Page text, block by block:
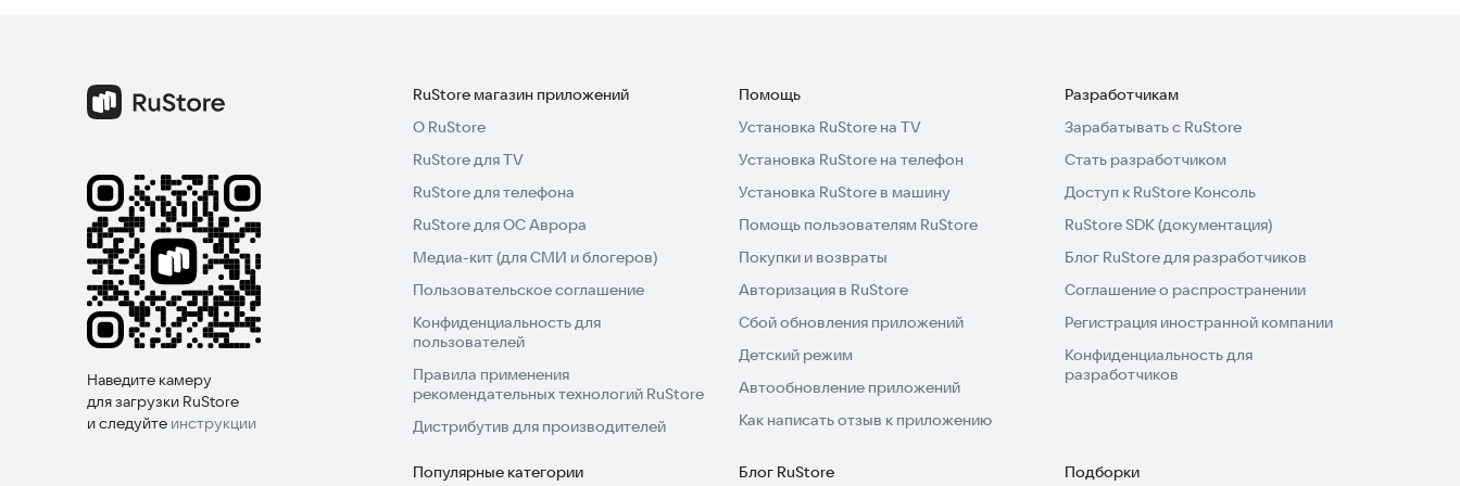
Наведите камеру
для загрузки RuStore
и следуйте инструкции
RuStore магазин приложений
О RuStore
RuStore для TV
RuStore для телефона
RuStore для ОС Аврора
Медиа-кит (для СМИ и блогеров)
Пользовательское соглашение
Конфиденциальность для
пользователей
Правила применения
рекомендательных технологий RuStore
Дистрибутив для производителей
Помощь
Установка RuStore на TV
Установка RuStore на телефон
Установка RuStore в машину
Помощь пользователям RuStore
Покупки и возвраты
Авторизация в RuStore
Сбой обновления приложений
Детский режим
Автообновление приложений
Как написать отзыв к приложению
Разработчикам
Зарабатывать с RuStore
Стать разработчиком
Доступ к RuStore Консоль
RuStore SDK (документация)
Блог RuStore для разработчиков
Соглашение о распространении
Регистрация иностранной компании
Конфиденциальность для
разработчиков
Популярные категории Блог RuStore Подборки